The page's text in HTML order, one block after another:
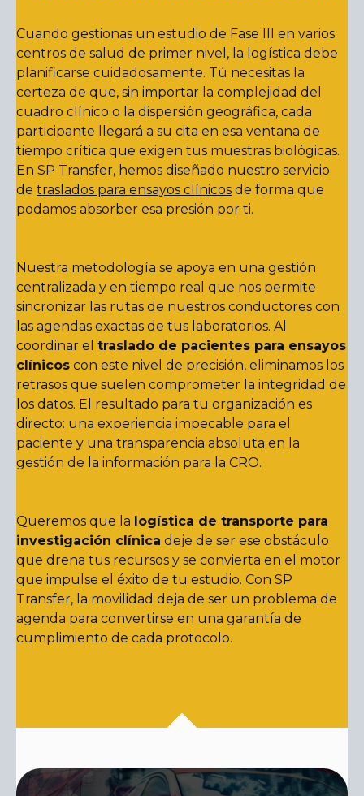
Cuando gestionas un estudio de Fase III en varios
centros de salud de primer nivel, la logística debe
planificarse cuidadosamente. Tú necesitas la
certeza de que, sin importar la complejidad del
cuadro clínico o la dispersión geográfica, cada
participante llegará a su cita en esa ventana de
tiempo crítica que exigen tus muestras biológicas.
En SP Transfer, hemos diseñado nuestro servicio
de traslados para ensayos clínicos de forma que
podamos absorber esa presión por ti.
Nuestra metodología se apoya en una gestión
centralizada y en tiempo real que nos permite
sincronizar las rutas de nuestros conductores con
las agendas exactas de tus laboratorios. Al
coordinar el traslado de pacientes para ensayos
clínicos con este nivel de precisión, eliminamos los
retrasos que suelen comprometer la integridad de
los datos. El resultado para tu organización es
directo: una experiencia impecable para el
paciente y una transparencia absoluta en la
gestión de la información para la CRO.
Queremos que la logística de transporte para
investigación clínica deje de ser ese obstáculo
que drena tus recursos y se convierta en el motor
que impulse el éxito de tu estudio. Con SP
Transfer, la movilidad deja de ser un problema de
agenda para convertirse en una garantía de
cumplimiento de cada protocolo.